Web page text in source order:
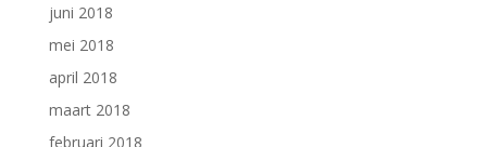
juni 2018
mei 2018
april 2018
maart 2018
februari 2018